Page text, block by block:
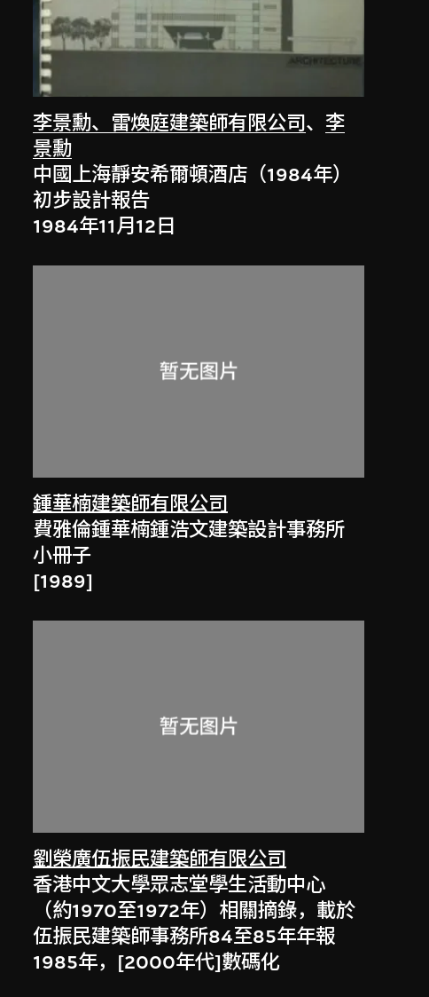
李景勳、雷煥庭建築師有限公司、 李
景勳
中國上海靜安希爾頓酒店（1984年）
初步設計報告
1984年11月12日
鍾華楠建築師有限公司
費雅倫鍾華楠鍾浩文建築設計事務所
小冊子
[1989]
劉榮廣伍振民建築師有限公司
香港中文大學眾志堂學生活動中心
（約1970至1972年）相關摘錄，載於
伍振民建築師事務所84至85年年報
1985年，[2000年代]數碼化